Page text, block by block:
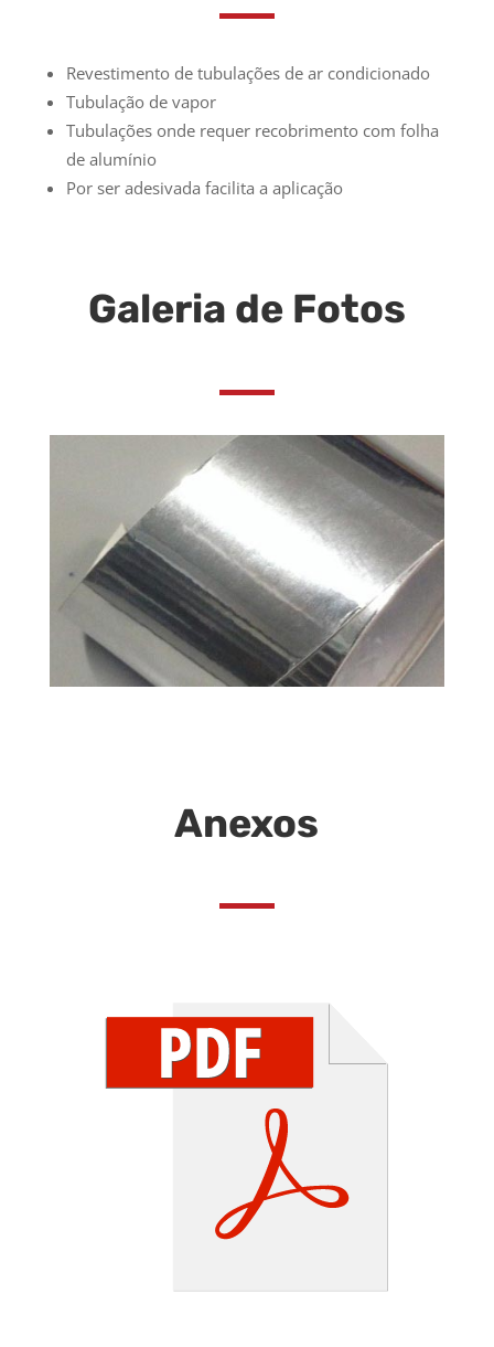
Revestimento de tubulações de ar condicionado
Tubulação de vapor
Tubulações onde requer recobrimento com folha
de alumínio
Por ser adesivada facilita a aplicação
Galeria de Fotos
Anexos